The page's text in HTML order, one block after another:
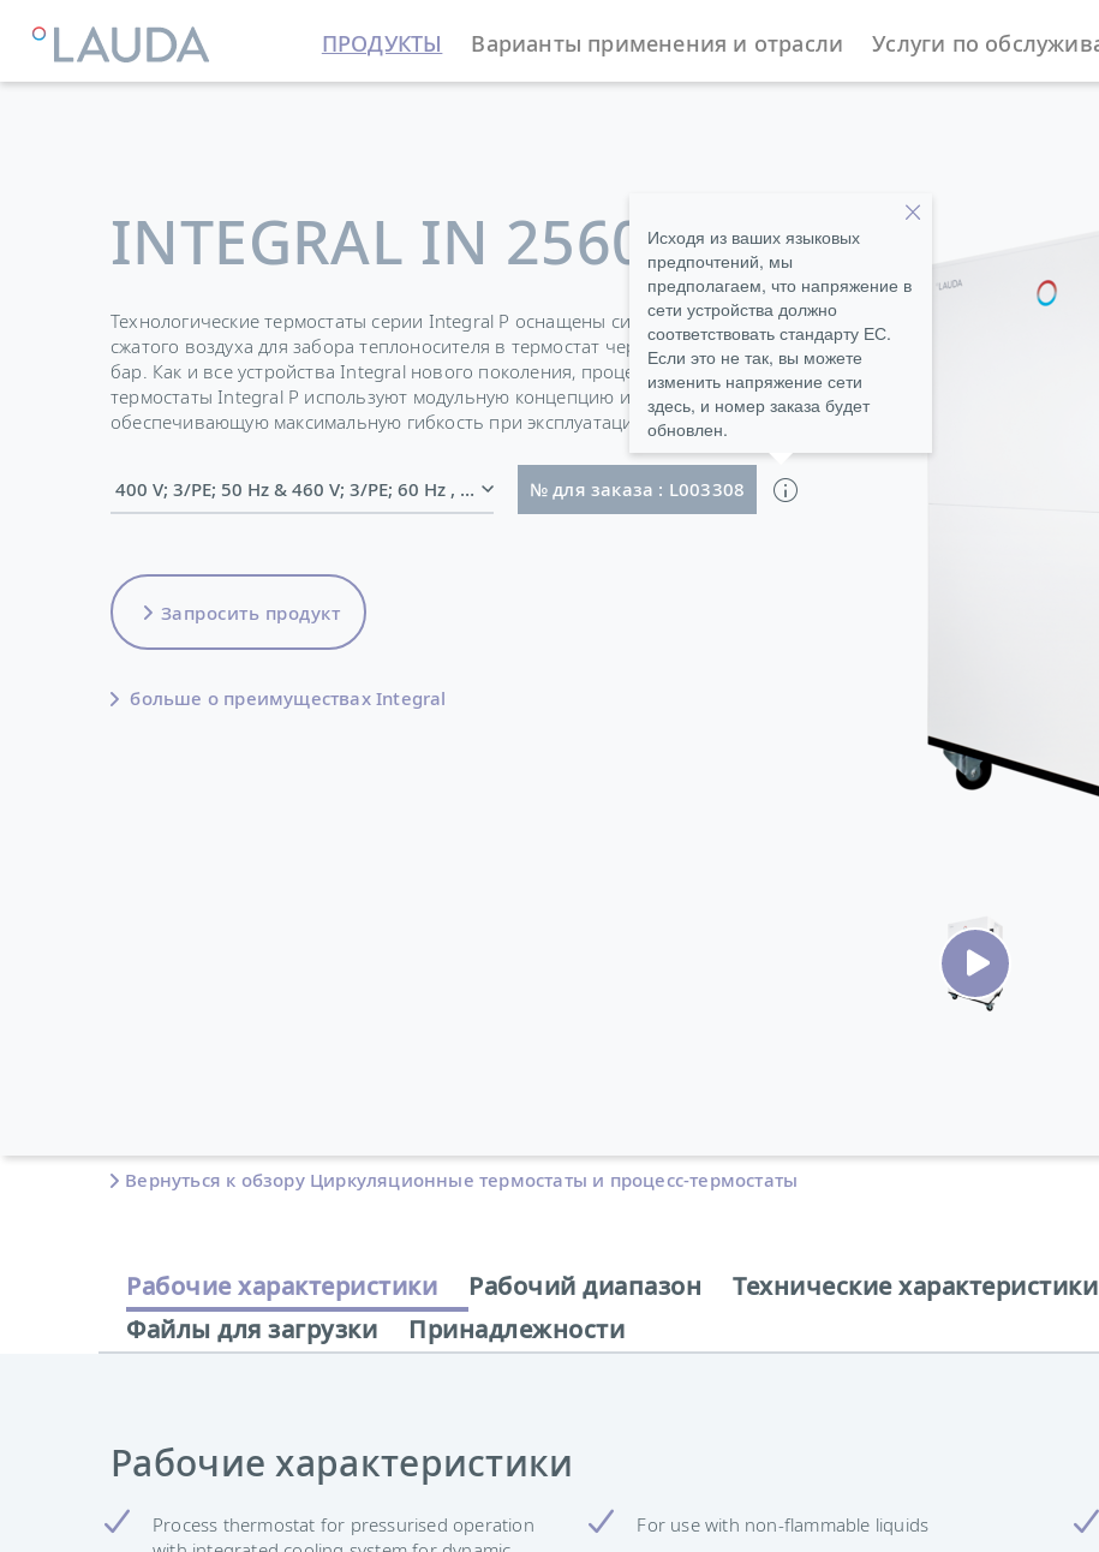
ПРОДУКТЫ Варианты применения и отрасли Услуги по
LAUDA Термостатирующие устройства Термостаты Циркуляционные и процесс-термостаты Integral P
INTEGRAL IN 2560 PW
Технологические термостаты серии Integral P оснащены системой подачи
сжатого воздуха для забора теплоносителя в термостат через вакуум до -0,2
бар. Как и все устройства Integral нового поколения, процессорные
термостаты Integral P используют модульную концепцию интерфейса,
обеспечивающую максимальную гибкость при эксплуатации.
400 V; 3/PE; 50 Hz & 460 V; 3/PE; 60 Hz , электрическая соединительная коробка без шнура питания, без вилки
№ для заказа : L003308
Исходя из ваших языковых
предпочтений, мы
предполагаем, что напряжение в
сети устройства должно
соответствовать стандарту ЕС.
Если это не так, вы можете
изменить напряжение сети
здесь, и номер заказа будет
обновлен.
Запросить продукт
больше о преимуществах Integral
Вернуться к обзору Циркуляционные термостаты и процесс-термостаты
Рабочие характеристики Рабочий диапазон Технические характеристики
Файлы для загрузки
Принадлежности
Рабочие характеристики
Process thermostat for pressurised operation
For use with non-flammable liquids